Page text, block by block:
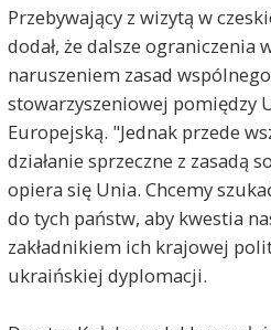
Przebywający z wizytą w
dodał, że dalsze ograniczenia
naruszeniem zasad
stowarzyszeniowej pomiędzy
Europejską. "Jednak przede
działanie sprzeczne z zasadą
opiera się Unia. Chcemy
do tych państw, aby kwestia
zakładnikiem ich krajowej
ukraińskiej dyplomacji.